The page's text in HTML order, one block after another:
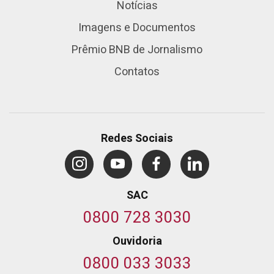
Notícias
Imagens e Documentos
Prêmio BNB de Jornalismo
Contatos
Redes Sociais
SAC
0800 728 3030
Ouvidoria
0800 033 3033